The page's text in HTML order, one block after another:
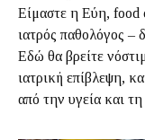
Είμαστε η Εύη, food
ιατρός παθολόγος –
Εδώ θα βρείτε
ιατρική επίβλεψη,
από την υγεία και